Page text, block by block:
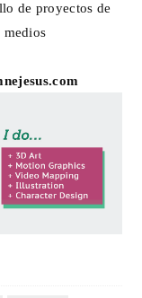
de proyectos de